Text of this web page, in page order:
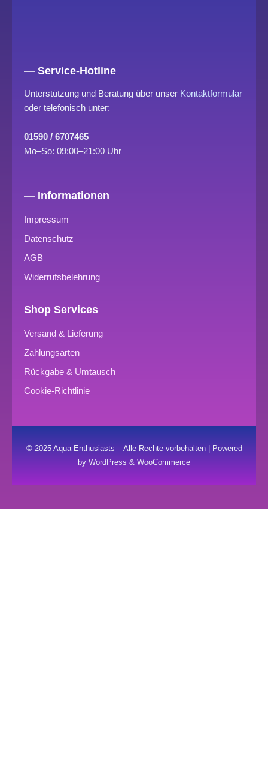
— Service-Hotline
Unterstützung und Beratung über unser Kontaktformular
oder telefonisch unter:
01590 / 6707465
Mo–So: 09:00–21:00 Uhr
— Informationen
Impressum
Datenschutz
AGB
Widerrufsbelehrung
Shop Services
Versand & Lieferung
Zahlungsarten
Rückgabe & Umtausch
Cookie-Richtlinie
© 2025 Aqua Enthusiasts – Alle Rechte vorbehalten | Powered
by WordPress & WooCommerce